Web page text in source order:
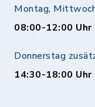
Montag,
08:00-12:00 Uhr
Donnerstag
14:30-18:00 Uhr